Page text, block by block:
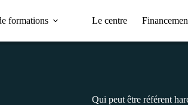
formations Le centre
Qui peut être référent